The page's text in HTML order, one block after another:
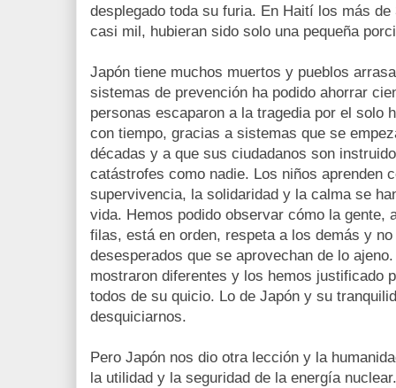
desplegado toda su furia. En Haití los más
casi mil, hubieran sido solo una pequeña
Japón tiene muchos muertos y pueblos
sistemas de prevención ha podido ahorrar
personas escaparon a la tragedia por el solo
con tiempo, gracias a sistemas que se
décadas y a que sus ciudadanos son
catástrofes como nadie. Los niños aprenden
supervivencia, la solidaridad y la calma se
vida. Hemos podido observar cómo la gente,
filas, está en orden, respeta a los demás y
desesperados que se aprovechan de lo
mostraron diferentes y los hemos justificado
todos de su quicio. Lo de Japón y su
desquiciarnos.
Pero Japón nos dio otra lección y la
la utilidad y la seguridad de la energía